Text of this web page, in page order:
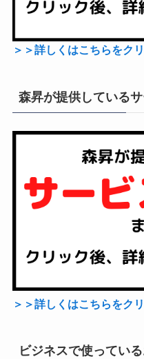
＞＞詳しくはこちらをク
森昇が提供している
＞＞詳しくはこちらをク
ビジネスで使ってい